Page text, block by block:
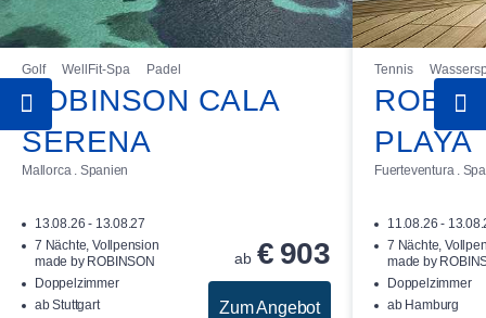
Golf WellFit-Spa Padel
ROBINSON CALA
SERENA
Mallorca . Spanien
13.08.26 - 13.08.27
7 Nächte, Vollpension
made by ROBINSON
Doppelzimmer
ab Stuttgart
ab € 903
Zum Angebot
Tennis
PLAYA
Fuerteventura .
11.08.26 -
7 Nächte,
made by
Doppelzimmer
ab Hamburg